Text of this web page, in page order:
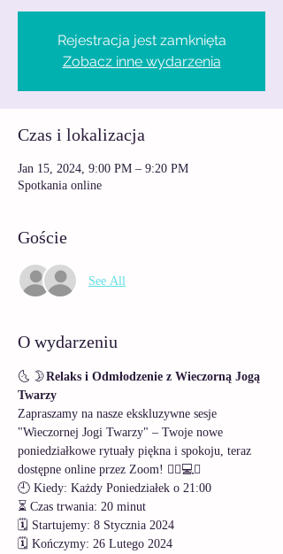
Rejestracja jest zamknięta
Zobacz inne wydarzenia
Czas i lokalizacja
Jan 15, 2024, 9:00 PM – 9:20 PM
Spotkania online
Goście
See All
O wydarzeniu
🌜 🌛Relaks i Odmłodzenie z Wieczorną Jogą
Twarzy
Zapraszamy na nasze ekskluzywne sesje
"Wieczornej Jogi Twarzy" – Twoje nowe
poniedziałkowe rytuały piękna i spokoju, teraz
dostępne online przez Zoom! 🧘‍♀️💻✨
🕘 Kiedy: Każdy Poniedziałek o 21:00
⏳ Czas trwania: 20 minut
🗓️ Startujemy: 8 Stycznia 2024
🗓️ Kończymy: 26 Lutego 2024